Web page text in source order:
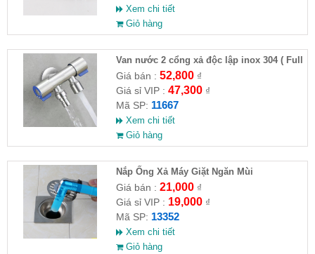
Xem chi tiết
Giỏ hàng
Van nước 2 cổng xả độc lập inox 304 ( Full
VAT )
Giá bán : 52,800₫
Giá sỉ VIP : 47,300₫
Mã SP: 11667
Xem chi tiết
Giỏ hàng
Nắp Ống Xả Máy Giặt Ngăn Mùi
Giá bán : 21,000₫
Giá sỉ VIP : 19,000₫
Mã SP: 13352
Xem chi tiết
Giỏ hàng